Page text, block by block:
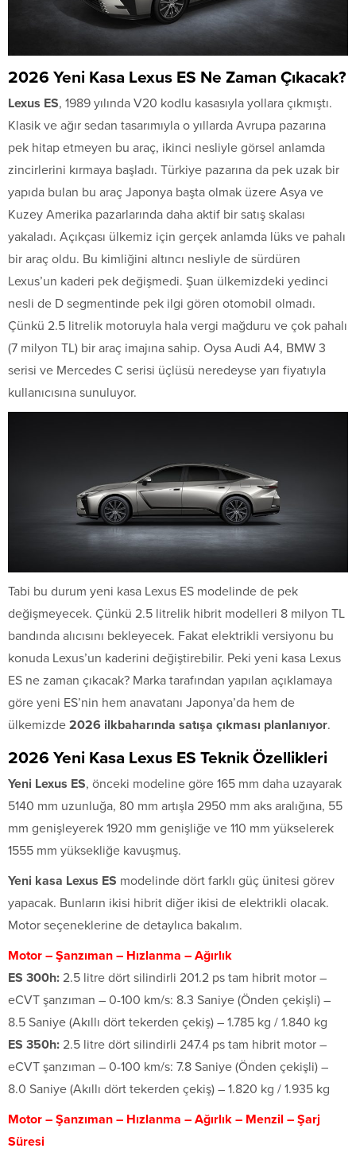
2026 Yeni Kasa Lexus ES Ne Zaman Çıkacak?
Lexus ES, 1989 yılında V20 kodlu kasasıyla yollara çıkmıştı.
Klasik ve ağır sedan tasarımıyla o yıllarda Avrupa pazarına
pek hitap etmeyen bu araç, ikinci nesliyle görsel anlamda
zincirlerini kırmaya başladı. Türkiye pazarına da pek uzak bir
yapıda bulan bu araç Japonya başta olmak üzere Asya ve
Kuzey Amerika pazarlarında daha aktif bir satış skalası
yakaladı. Açıkçası ülkemiz için gerçek anlamda lüks ve pahalı
bir araç oldu. Bu kimliğini altıncı nesliyle de sürdüren
Lexus’un kaderi pek değişmedi. Şuan ülkemizdeki yedinci
nesli de D segmentinde pek ilgi gören otomobil olmadı.
Çünkü 2.5 litrelik motoruyla hala vergi mağduru ve çok pahalı
(7 milyon TL) bir araç imajına sahip. Oysa Audi A4, BMW 3
serisi ve Mercedes C serisi üçlüsü neredeyse yarı fiyatıyla
kullanıcısına sunuluyor.
Tabi bu durum yeni kasa Lexus ES modelinde de pek
değişmeyecek. Çünkü 2.5 litrelik hibrit modelleri 8 milyon TL
bandında alıcısını bekleyecek. Fakat elektrikli versiyonu bu
konuda Lexus’un kaderini değiştirebilir. Peki yeni kasa Lexus
ES ne zaman çıkacak? Marka tarafından yapılan açıklamaya
göre yeni ES’nin hem anavatanı Japonya’da hem de
ülkemizde 2026 ilkbaharında satışa çıkması planlanıyor.
2026 Yeni Kasa Lexus ES Teknik Özellikleri
Yeni Lexus ES, önceki modeline göre 165 mm daha uzayarak
5140 mm uzunluğa, 80 mm artışla 2950 mm aks aralığına, 55
mm genişleyerek 1920 mm genişliğe ve 110 mm yükselerek
1555 mm yüksekliğe kavuşmuş.
Yeni kasa Lexus ES modelinde dört farklı güç ünitesi görev
yapacak. Bunların ikisi hibrit diğer ikisi de elektrikli olacak.
Motor seçeneklerine de detaylıca bakalım.
Motor – Şanzıman – Hızlanma – Ağırlık
ES 300h: 2.5 litre dört silindirli 201.2 ps tam hibrit motor –
eCVT şanzıman – 0-100 km/s: 8.3 Saniye (Önden çekişli) –
8.5 Saniye (Akıllı dört tekerden çekiş) – 1.785 kg / 1.840 kg
ES 350h: 2.5 litre dört silindirli 247.4 ps tam hibrit motor –
eCVT şanzıman – 0-100 km/s: 7.8 Saniye (Önden çekişli) –
8.0 Saniye (Akıllı dört tekerden çekiş) – 1.820 kg / 1.935 kg
Motor – Şanzıman – Hızlanma – Ağırlık – Menzil – Şarj
Süresi